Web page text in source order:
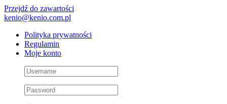
Przejdź do zawartości
kenio@kenio.com.pl
Polityka prywatności
Regulamin
Moje konto